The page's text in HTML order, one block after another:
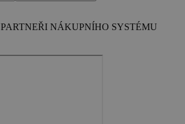
NÁKUPNÍHO SYSTÉMU